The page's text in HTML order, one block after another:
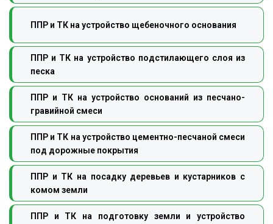
ППР и ТК на устройство щебеночного основания
ППР и ТК на устройство подстилающего слоя из
песка
ППР и ТК на устройство оснований из песчано-
гравийной смеси
ППР и ТК на устройство цементно-песчаной смеси
под дорожные покрытия
ППР и ТК на посадку деревьев и кустарников с
комом земли
ППР и ТК на подготовку земли и устройство